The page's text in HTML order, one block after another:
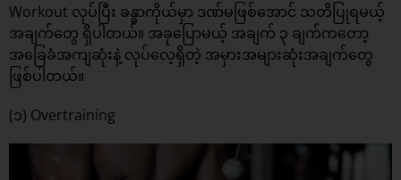
Workout လုပ်ပြီး ခန္ဓာကိုယ်မှာ ဒဏ်မဖြစ်အောင် သတိပြုရမယ့်
အချက်တွေ ရှိပါတယ်။ အခုပြောမယ့် အချက် ၃ ချက်ကတော့
အခြေခံအကျဆုံးနဲ့ လုပ်လေ့ရှိတဲ့ အမှားအများဆုံးအချက်တွေ
ဖြစ်ပါတယ်။
(၁) Overtraining